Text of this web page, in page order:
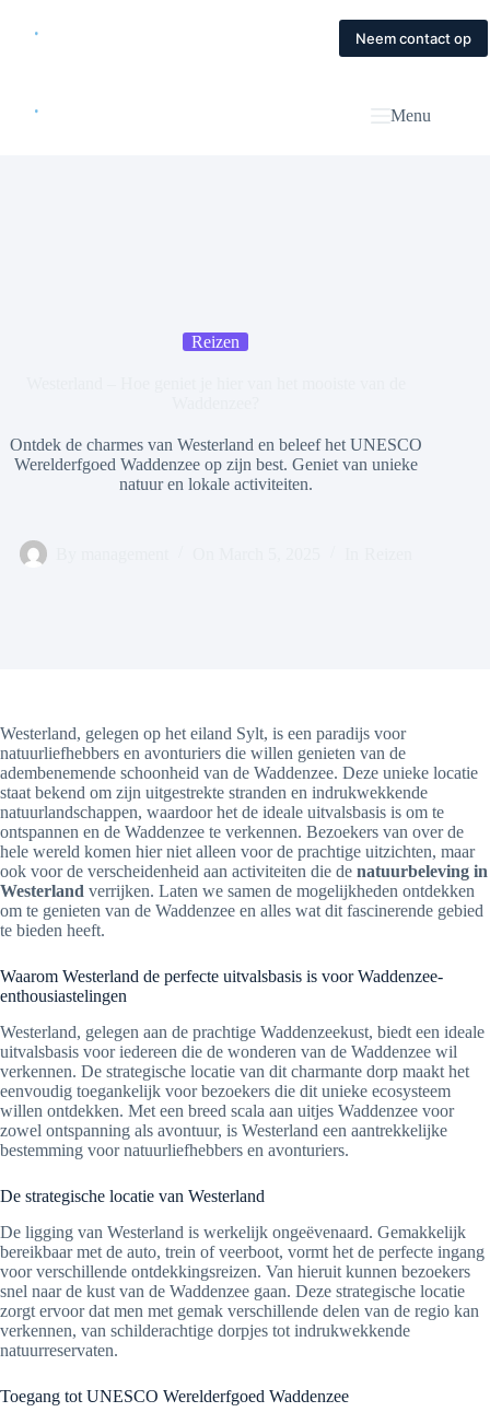
Contact
Neem contact op
Menu
Reizen
Ontdek de charmes van Westerland en beleef het UNESCO
Werelderfgoed Waddenzee op zijn best. Geniet van unieke
natuur en lokale activiteiten.
Westerland, gelegen op het eiland Sylt, is een paradijs voor
natuurliefhebbers en avonturiers die willen genieten van de
adembenemende schoonheid van de Waddenzee. Deze unieke locatie
staat bekend om zijn uitgestrekte stranden en indrukwekkende
natuurlandschappen, waardoor het de ideale uitvalsbasis is om te
ontspannen en de Waddenzee te verkennen. Bezoekers van over de
hele wereld komen hier niet alleen voor de prachtige uitzichten, maar
ook voor de verscheidenheid aan activiteiten die de natuurbeleving in
Westerland verrijken. Laten we samen de mogelijkheden ontdekken
om te genieten van de Waddenzee en alles wat dit fascinerende gebied
te bieden heeft.
Waarom Westerland de perfecte uitvalsbasis is voor Waddenzee-
enthousiastelingen
Westerland, gelegen aan de prachtige Waddenzeekust, biedt een ideale
uitvalsbasis voor iedereen die de wonderen van de Waddenzee wil
verkennen. De strategische locatie van dit charmante dorp maakt het
eenvoudig toegankelijk voor bezoekers die dit unieke ecosysteem
willen ontdekken. Met een breed scala aan uitjes Waddenzee voor
zowel ontspanning als avontuur, is Westerland een aantrekkelijke
bestemming voor natuurliefhebbers en avonturiers.
De strategische locatie van Westerland
De ligging van Westerland is werkelijk ongeëvenaard. Gemakkelijk
bereikbaar met de auto, trein of veerboot, vormt het de perfecte ingang
voor verschillende ontdekkingsreizen. Van hieruit kunnen bezoekers
snel naar de kust van de Waddenzee gaan. Deze strategische locatie
zorgt ervoor dat men met gemak verschillende delen van de regio kan
verkennen, van schilderachtige dorpjes tot indrukwekkende
natuurreservaten.
Toegang tot UNESCO Werelderfgoed Waddenzee